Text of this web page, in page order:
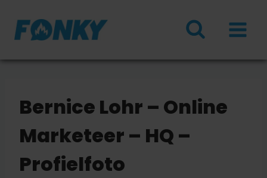
naar
inhoud
Bernice Lohr – Online
Marketeer – HQ –
Profielfoto